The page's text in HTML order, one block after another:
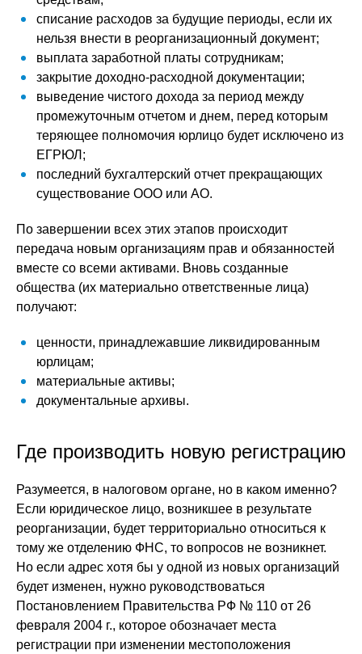
списание расходов за будущие периоды, если их
нельзя внести в реорганизационный документ;
выплата заработной платы сотрудникам;
закрытие доходно-расходной документации;
выведение чистого дохода за период между
промежуточным отчетом и днем, перед которым
теряющее полномочия юрлицо будет исключено из
ЕГРЮЛ;
последний бухгалтерский отчет прекращающих
существование ООО или АО.
По завершении всех этих этапов происходит
передача новым организациям прав и обязанностей
вместе со всеми активами. Вновь созданные
общества (их материально ответственные лица)
получают:
ценности, принадлежавшие ликвидированным
юрлицам;
материальные активы;
документальные архивы.
Где производить новую регистрацию
Разумеется, в налоговом органе, но в каком именно?
Если юридическое лицо, возникшее в результате
реорганизации, будет территориально относиться к
тому же отделению ФНС, то вопросов не возникнет.
Но если адрес хотя бы у одной из новых организаций
будет изменен, нужно руководствоваться
Постановлением Правительства РФ № 110 от 26
февраля 2004 г., которое обозначает места
регистрации при изменении местоположения